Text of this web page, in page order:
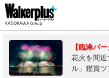
【臨港パ
花火を間
ル」鑑賞